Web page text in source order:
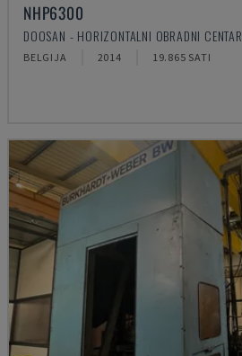
NHP6300
DOOSAN - HORIZONTALNI OBRADNI CENTAR
BELGIJA 2014 19.865 SATI